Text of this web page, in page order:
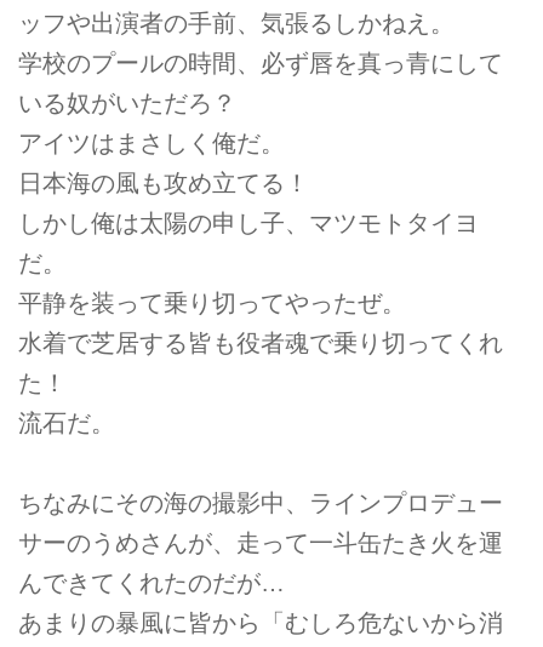
ッフや出演者の手前、気張るしかねえ。
学校のプールの時間、必ず唇を真っ青にして
いる奴がいただろ？
アイツはまさしく俺だ。
日本海の風も攻め立てる！
しかし俺は太陽の申し子、マツモトタイヨ
だ。
平静を装って乗り切ってやったぜ。
水着で芝居する皆も役者魂で乗り切ってくれ
た！
流石だ。
ちなみにその海の撮影中、ラインプロデュー
サーのうめさんが、走って一斗缶たき火を運
んできてくれたのだが…
あまりの暴風に皆から「むしろ危ないから消